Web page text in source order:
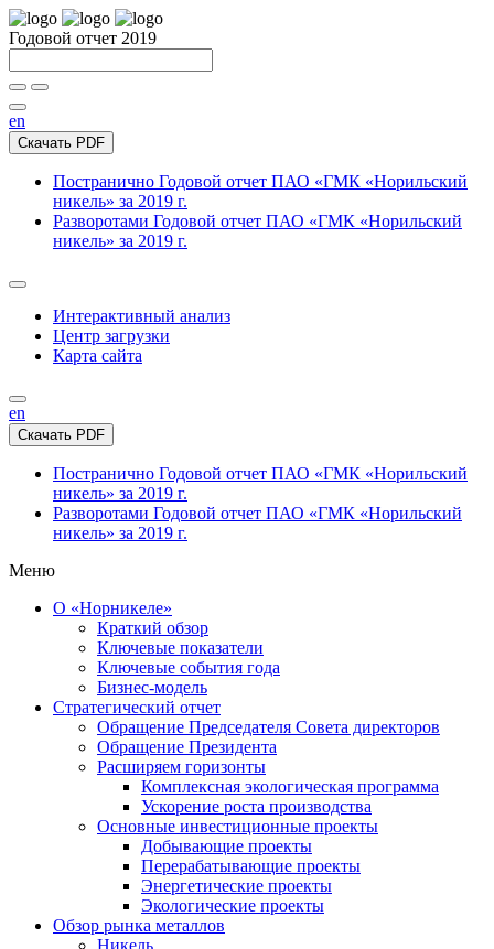
Годовой отчет 2019
en
Скачать PDF
Постранично Годовой отчет ПАО «ГМК «Норильский
никель» за 2019 г.
Разворотами Годовой отчет ПАО «ГМК «Норильский
никель» за 2019 г.
Интерактивный анализ
Центр загрузки
Карта сайта
en
Скачать PDF
Постранично Годовой отчет ПАО «ГМК «Норильский
никель» за 2019 г.
Разворотами Годовой отчет ПАО «ГМК «Норильский
никель» за 2019 г.
Меню
О «Норникеле»
Краткий обзор
Ключевые показатели
Ключевые события года
Бизнес-модель
Стратегический отчет
Обращение Председателя Совета директоров
Обращение Президента
Расширяем горизонты
Комплексная экологическая программа
Ускорение роста производства
Основные инвестиционные проекты
Добывающие проекты
Перерабатывающие проекты
Энергетические проекты
Экологические проекты
Обзор рынка металлов
Никель